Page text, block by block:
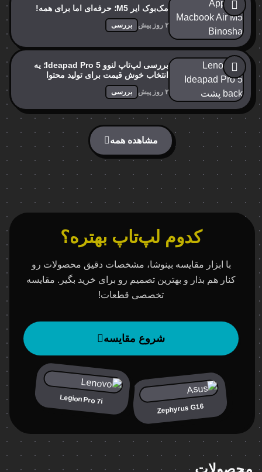
مک‌بوک ایر M5؛ حرفه‌ای اما برای همه!
۲ روز پیش بررسی
بررسی لپ‌تاپ لنوو Ideapad Pro 5؛ یه
انتخاب خوش قیمت برای تولید محتوا
۲ روز پیش بررسی
مشاهده همه
کدوم لپ‌تاپ بهتره؟
با ابزار مقایسه بینوشا، مشخصات دقیق محصولات رو
کنار هم بذار و بهترین تصمیم رو برای خرید بگیر. مقایسه
تخصصی قطعات!
شروع مقایسه
Zephyrus G16
Legion Pro 7i
محصولات